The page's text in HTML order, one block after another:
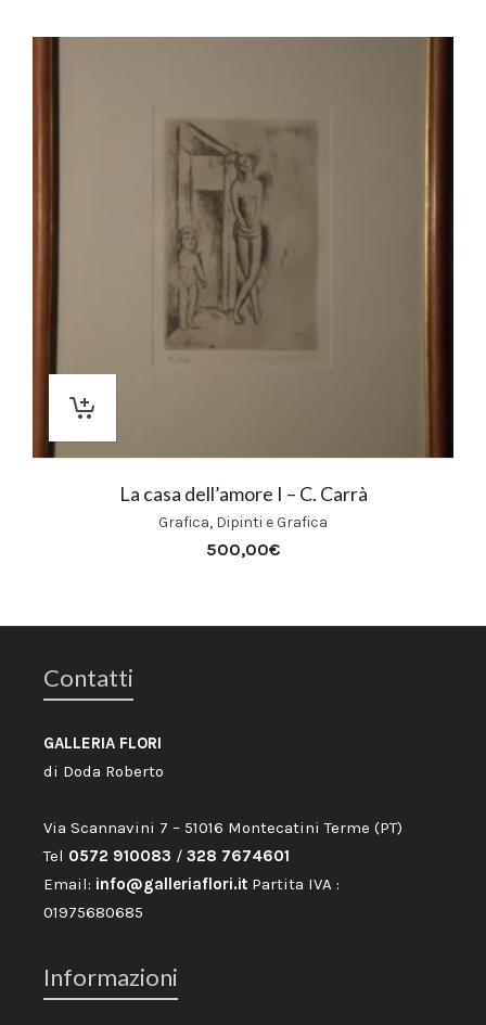
La casa dell’amore I – C. Carrà
Grafica, Dipinti e Grafica
500,00€
Contatti
GALLERIA FLORI
di Doda Roberto
Via Scannavini 7 – 51016 Montecatini Terme (PT)
Tel 0572 910083 / 328 7674601
Email: info@galleriaflori.it Partita IVA :
01975680685
Informazioni